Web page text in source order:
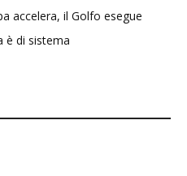
accelera, il Golfo esegue
è di sistema